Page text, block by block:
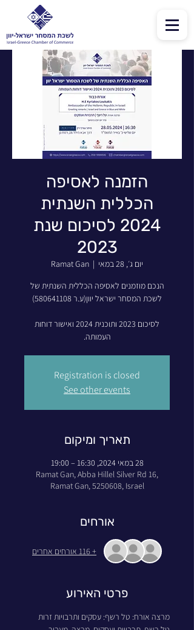
הזמנה לאסיפה
הכללית השנתית
2024 לסיכום שנת
2023
יום ג׳, 28 במאי
  |
Ramat Gan
הנכם מוזמנים לאסיפה הכללית השנתית של
לסיכום 2023 ותוכנית 2024 ואישור דוחות
העמותה.
Registration is closed
See other events
תאריך ומיקום
28 במאי 2024, 16:30 – 19:00
Ramat Gan, Abba Hillel Silver Rd 16,
Ramat Gan, 5250608, Israel
אורחים
+ 116 אורחים אחרים
פרטי האירוע
מרצה אורח: טל רשף: עסקים ותרבויות זרות